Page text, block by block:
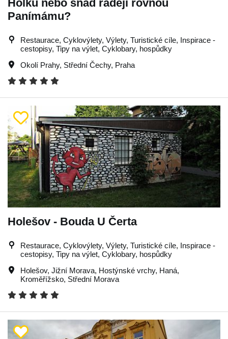
Holku nebo snad raději rovnou
Panímámu?
Restaurace, Cyklovýlety, Výlety, Turistické cíle, Inspirace -
cestopisy, Tipy na výlet, Cyklobary, hospůdky
Okolí Prahy, Střední Čechy, Praha
Holešov - Bouda U Čerta
Restaurace, Cyklovýlety, Výlety, Turistické cíle, Inspirace -
cestopisy, Tipy na výlet, Cyklobary, hospůdky
Holešov, Jižní Morava, Hostýnské vrchy, Haná,
Kroměřížsko, Střední Morava